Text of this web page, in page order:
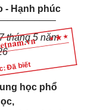
Đã biết
- Hạnh phúc
tháng 5 năm
học phổ